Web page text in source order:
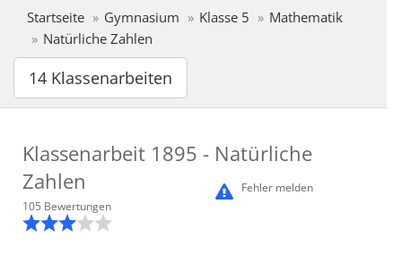
Startseite Gymnasium Klasse 5
Mathematik
Natürliche Zahlen
14 Klassenarbeiten
Klassenarbeit 1895 - Natürliche
Zahlen
Fehler melden
105 Bewertungen